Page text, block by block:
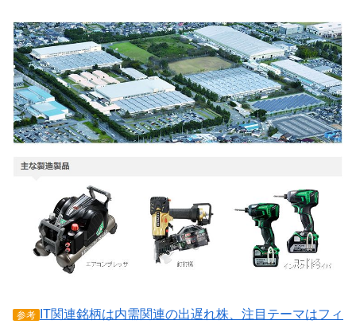
参考
IT関連銘柄は内需関連の出遅れ株、注目テーマはフィ